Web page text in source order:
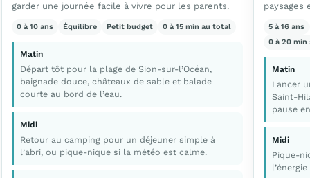
garder une journée facile à vivre pour les parents.
0 à 10 ans Équilibre Petit budget 0 à 15 min au total
Matin
Départ tôt pour la plage de Sion-sur-l’Océan,
baignade douce, châteaux de sable et balade
courte au bord de l’eau.
Midi
Retour au camping pour un déjeuner simple à
l’abri, ou pique-nique si la météo est calme.
paysages
5 à 16 ans
0 à 20
Matin
Lancer
Saint-
pause
Midi
Pique-